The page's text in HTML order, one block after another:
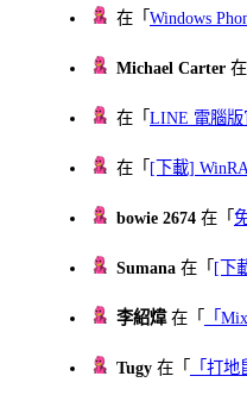
在「Windows
Michael Carter
在「LINE 電腦版
在「 [下載]
bowie 2674 在「
Sumana 在「 [下
李紹煒在「 「
Tugy 在「 「打